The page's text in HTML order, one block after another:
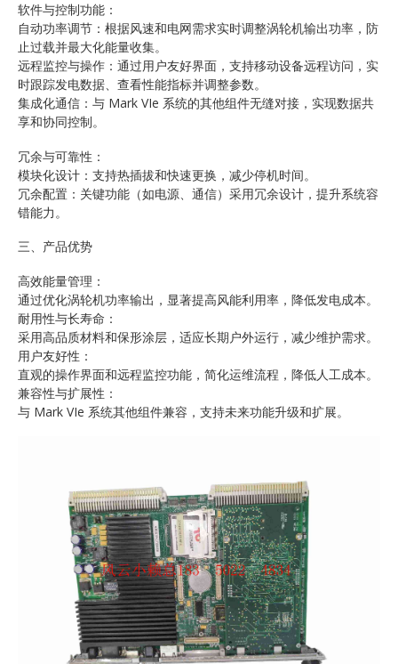
软件与控制功能：
自动功率调节：根据风速和电网需求实时调整涡轮机输出功率，防
止过载并最大化能量收集。
远程监控与操作：通过用户友好界面，支持移动设备远程访问，实
时跟踪发电数据、查看性能指标并调整参数。
集成化通信：与 Mark VIe 系统的其他组件无缝对接，实现数据共
享和协同控制。
冗余与可靠性：
模块化设计：支持热插拔和快速更换，减少停机时间。
冗余配置：关键功能（如电源、通信）采用冗余设计，提升系统容
错能力。
三、产品优势
高效能量管理：
通过优化涡轮机功率输出，显著提高风能利用率，降低发电成本。
耐用性与长寿命：
采用高品质材料和保形涂层，适应长期户外运行，减少维护需求。
用户友好性：
直观的操作界面和远程监控功能，简化运维流程，降低人工成本。
兼容性与扩展性：
与 Mark VIe 系统其他组件兼容，支持未来功能升级和扩展。